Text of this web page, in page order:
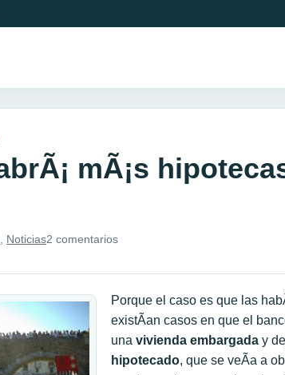
mÃ¡s
Noticias2 comentarios
Porque el caso es que las
existÃ­an casos en que el
una vivienda embargada y
hipotecado, que se veÃ­a a